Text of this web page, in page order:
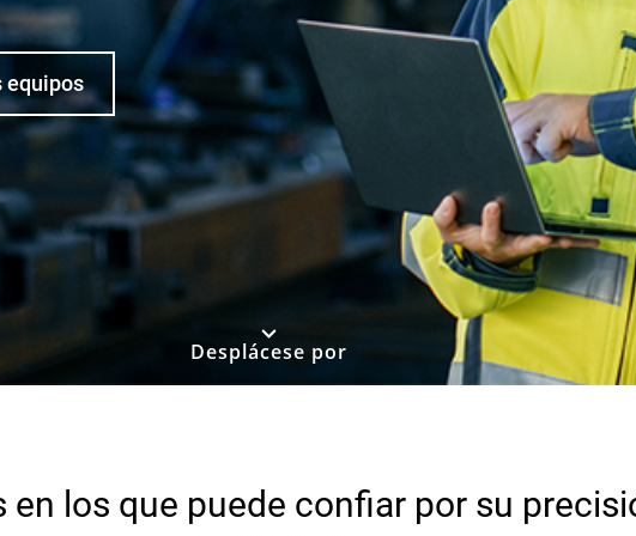
de temperatura OEM
con
Configurar el número de parte del
residuales
equipos
Desplácese por
en los que puede confiar por su